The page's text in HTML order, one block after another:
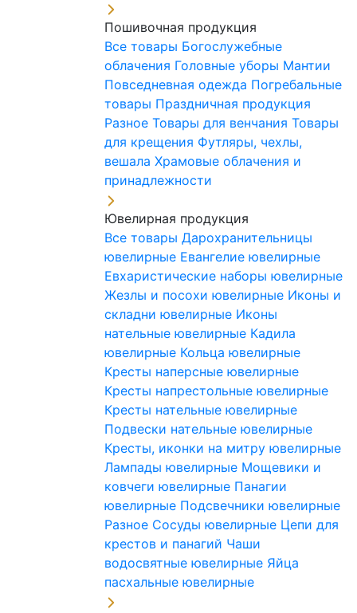
Пошивочная продукция
Все товары Богослужебные
облачения Головные уборы Мантии
Повседневная одежда Погребальные
товары Праздничная продукция
Разное Товары для венчания Товары
для крещения Футляры, чехлы,
вешала Храмовые облачения и
принадлежности
Ювелирная продукция
Все товары Дарохранительницы
ювелирные Евангелие ювелирные
Евхаристические наборы ювелирные
Жезлы и посохи ювелирные Иконы и
складни ювелирные Иконы
нательные ювелирные Кадила
ювелирные Кольца ювелирные
Кресты наперсные ювелирные
Кресты напрестольные ювелирные
Кресты нательные ювелирные
Подвески нательные ювелирные
Кресты, иконки на митру ювелирные
Лампады ювелирные Мощевики и
ковчеги ювелирные Панагии
ювелирные Подсвечники ювелирные
Разное Сосуды ювелирные Цепи для
крестов и панагий Чаши
водосвятные ювелирные Яйца
пасхальные ювелирные